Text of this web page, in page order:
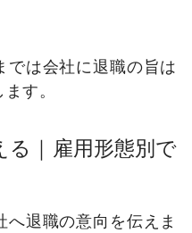
では会社に退職の旨は
す。
る｜雇用形態別で
退職の意向を伝えま